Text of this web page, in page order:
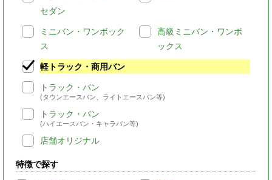
セダン
ミニバン・ワンボック
ス
高級ミニバン・ワンボ
ックス
軽トラック・商用バン
トラック・バン
(タウンエースバン、ライトエースバン等)
トラック・バン
(ハイエースバン・キャラバン等)
店舗オリジナル
特徴で探す